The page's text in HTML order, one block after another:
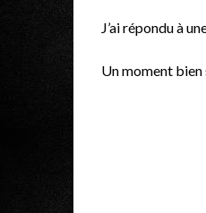
J’ai répondu à
Un moment